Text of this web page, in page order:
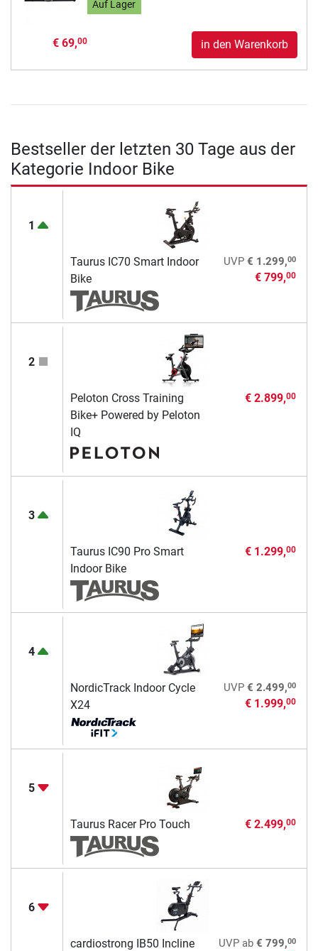
Auf Lager
€ 69,00 in den Warenkorb
Bestseller der letzten 30 Tage aus der
Kategorie Indoor Bike
1
Taurus IC70 Smart Indoor
Bike
UVP € 1.299,00
€ 799,00
2
Peloton Cross Training
Bike+ Powered by Peloton
IQ
€ 2.899,00
3
Taurus IC90 Pro Smart
Indoor Bike
€ 1.299,00
4
NordicTrack Indoor Cycle
X24
UVP € 2.499,00
€ 1.999,00
5
Taurus Racer Pro Touch € 2.499,00
6
cardiostrong IB50 Incline
UVPab € 799,00